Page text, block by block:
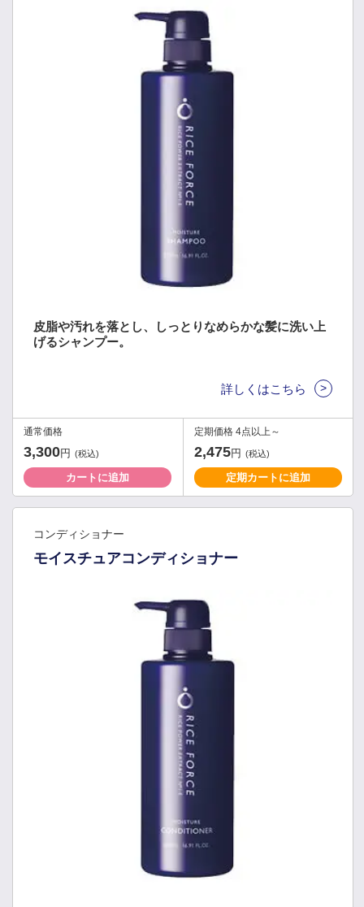
皮脂や汚れを落とし、しっとりなめらかな髪に洗い上
げるシャンプー。
詳しくはこちら >
通常価格
3,300円 (税込)
カートに追加
定期価格 4点以上～
2,475円 (税込)
定期カートに追加
コンディショナー
モイスチュアコンディショナー